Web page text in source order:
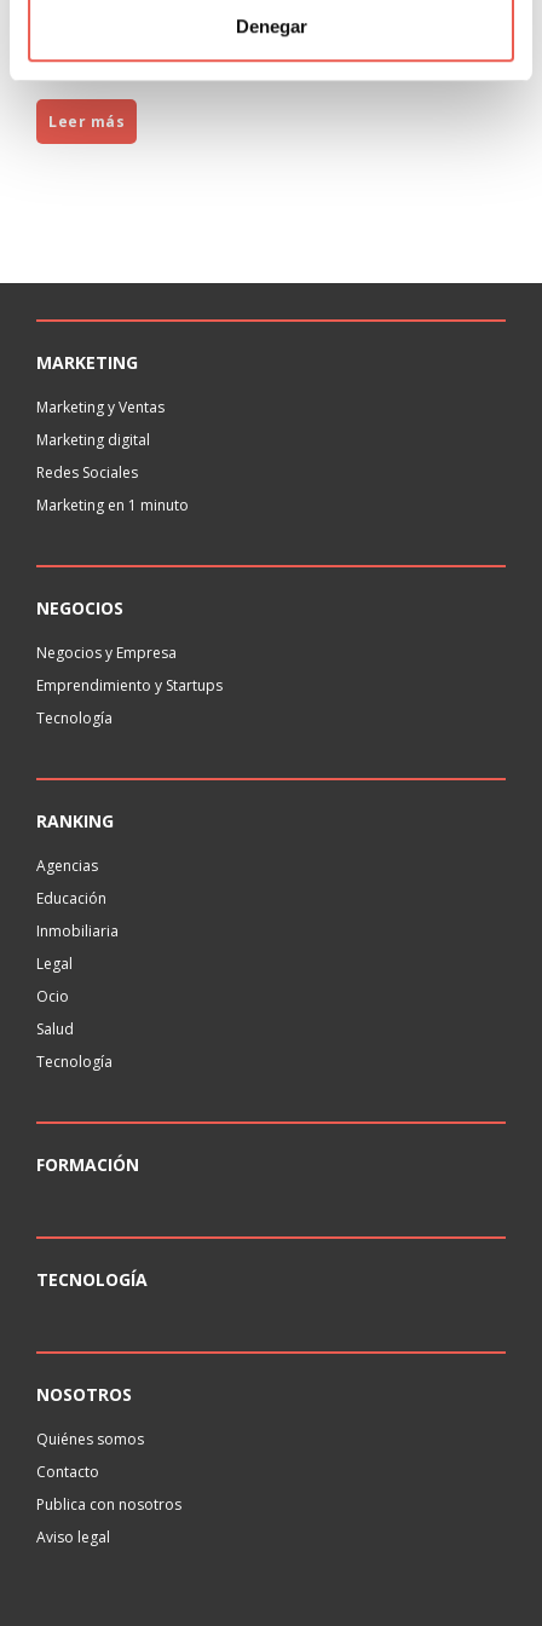
Denegar
cuando no conseguimos el nivel de ventas esperado, se
comete el
Leer más
MARKETING
Marketing y Ventas
Marketing digital
Redes Sociales
Marketing en 1 minuto
NEGOCIOS
Negocios y Empresa
Emprendimiento y Startups
Tecnología
RANKING
Agencias
Educación
Inmobiliaria
Legal
Ocio
Salud
Tecnología
FORMACIÓN
TECNOLOGÍA
NOSOTROS
Quiénes somos
Contacto
Publica con nosotros
Aviso legal